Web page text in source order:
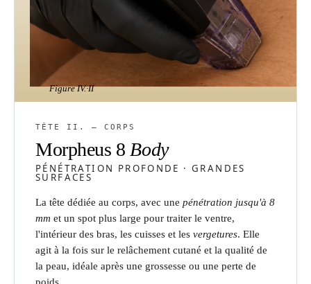
Figure IV.·II
TÊTE II. — CORPS
Morpheus 8 Body
PÉNÉTRATION PROFONDE · GRANDES
SURFACES
La tête dédiée au corps, avec une pénétration jusqu'à 8
mm et un spot plus large pour traiter le ventre,
l'intérieur des bras, les cuisses et les vergetures. Elle
agit à la fois sur le relâchement cutané et la qualité de
la peau, idéale après une grossesse ou une perte de